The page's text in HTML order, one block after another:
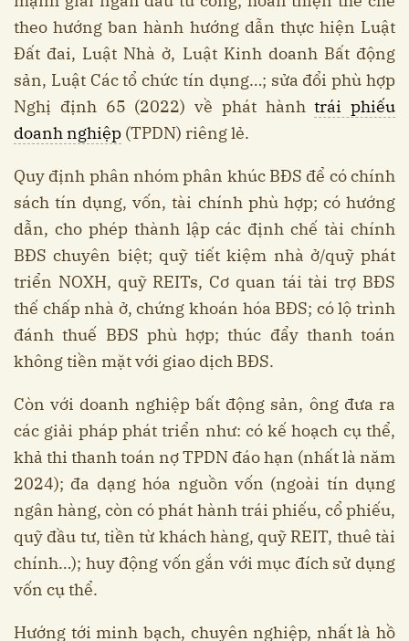
theo hướng ban hành hướng dẫn thực hiện Luật
Đất đai, Luật Nhà ở, Luật Kinh doanh Bất động
sản, Luật Các tổ chức tín dụng…; sửa đổi phù hợp
Nghị định 65 (2022) về phát hànhtrái phiếu
doanh nghiệp (TPDN) riêng lẻ.
Quy định phân nhóm phân khúc BĐS để có chính
sách tín dụng, vốn, tài chính phù hợp; có hướng
dẫn, cho phép thành lập các định chế tài chính
BĐS chuyên biệt; quỹ tiết kiệm nhà ở/quỹ phát
triển NOXH, quỹ REITs, Cơ quan tái tài trợ BĐS
thế chấp nhà ở, chứng khoán hóa BĐS; có lộ trình
đánh thuế BĐS phù hợp; thúc đẩy thanh toán
không tiền mặt với giao dịch BĐS.
Còn với doanh nghiệp bất động sản, ông đưa ra
các giải pháp phát triển như: có kế hoạch cụ thể,
khả thi thanh toán nợ TPDN đáo hạn (nhất là năm
2024); đa dạng hóa nguồn vốn (ngoài tín dụng
ngân hàng, còn có phát hành trái phiếu, cổ phiếu,
quỹ đầu tư, tiền từ khách hàng, quỹ REIT, thuê tài
chính…); huy động vốn gắn với mục đích sử dụng
vốn cụ thể.
Hướng tới minh bạch, chuyên nghiệp, nhất là hồ